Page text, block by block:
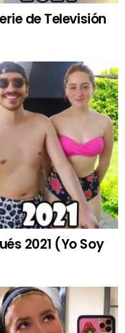
de Televisión
2021 (Yo Soy